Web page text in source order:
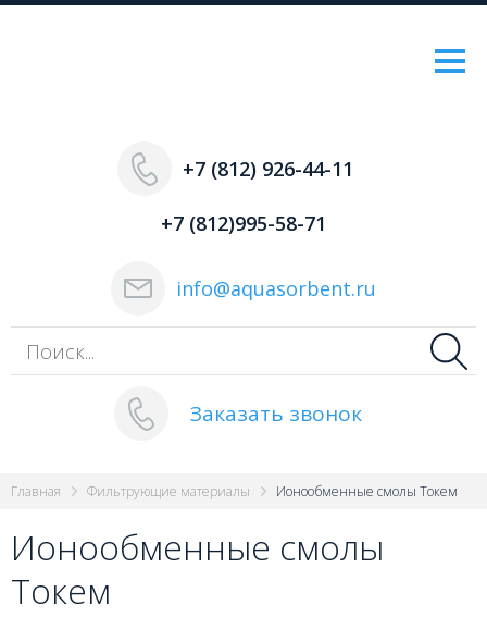
+7 (812) 926-44-11
+7 (812)995-58-71
info@aquasorbent.ru
Заказать звонок
Главная Фильтрующие материалы Ионообменные смолы Токем
Ионообменные смолы
Токем